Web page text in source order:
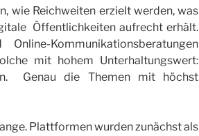
wie Reichweiten erzielt werden, was
Öffentlichkeiten aufrecht erhält.
Kommunikationsberatungen
mit hohem Unterhaltungswert:
Genau die Themen mit höchst
Plattformen wurden zunächst als